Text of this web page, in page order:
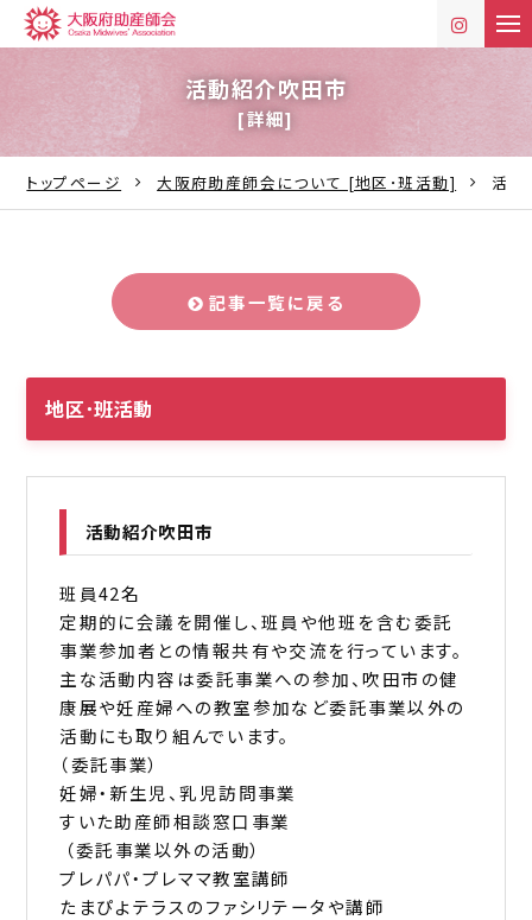
t
o
a
g
活動紹介吹田市
[詳細]
トップページ 大阪府助産師会について [地区･班活動] 活
記事一覧に戻る
地区･班活動
活動紹介吹田市
班員42名
定期的に会議を開催し、班員や他班を含む委託
事業参加者との情報共有や交流を行っています。
主な活動内容は委託事業への参加、吹田市の健
康展や妊産婦への教室参加など委託事業以外の
活動にも取り組んでいます。
（委託事業）
妊婦・新生児、乳児訪問事業
すいた助産師相談窓口事業
（委託事業以外の活動）
プレパパ・プレママ教室講師
たまぴよテラスのファシリテータや講師